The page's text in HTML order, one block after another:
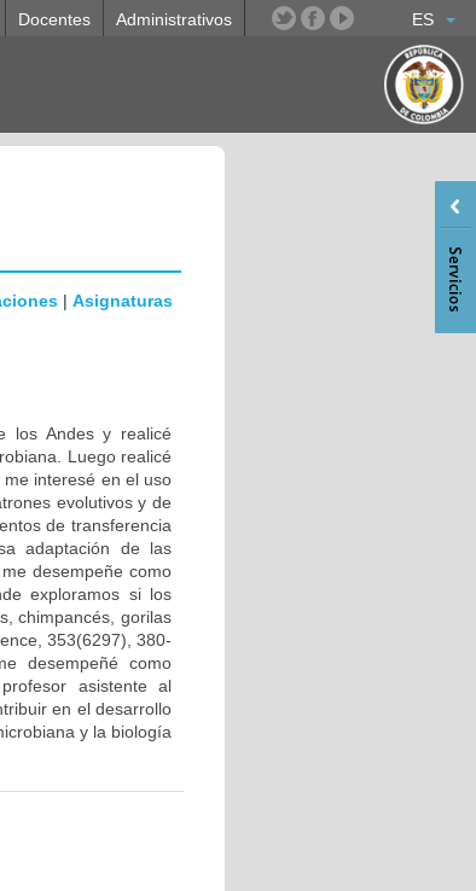
ES
Docentes Administrativos
| Asignaturas
los Andes y realicé
Luego realicé
interesé en el uso
evolutivos y de
de transferencia
adaptación de las
desempeñe como
exploramos si los
chimpancés, gorilas
353(6297), 380-
desempeñé como
asistente al
en el desarrollo
y la biología